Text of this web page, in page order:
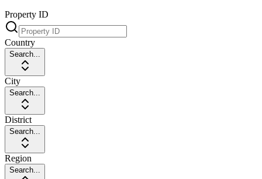
Property ID
Country
Search...
City
Search...
District
Search...
Region
Search...